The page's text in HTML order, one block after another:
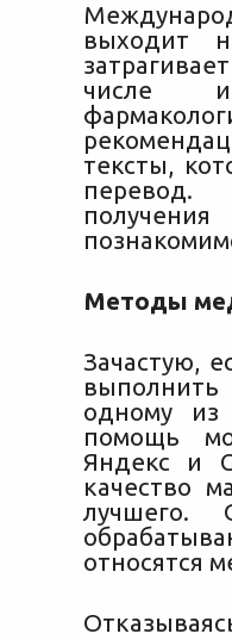
выходит
числе
тексты,
перевод.
Методы
Зачастую,
одному из
помощь
Яндекс и
качество
лучшего.
относятся